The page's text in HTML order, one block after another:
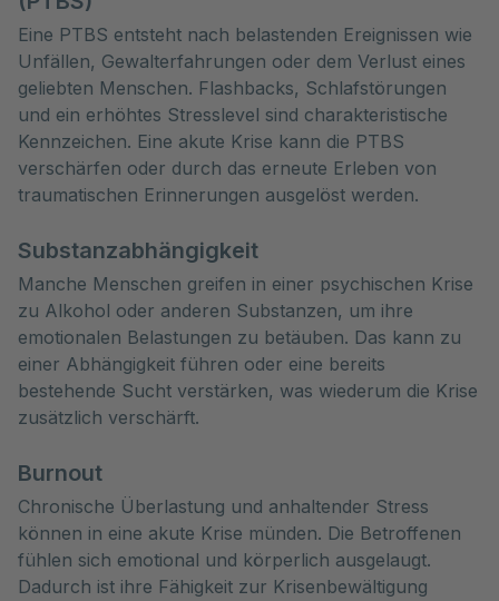
Eine PTBS entsteht nach belastenden Ereignissen wie
Unfällen, Gewalterfahrungen oder dem Verlust eines
geliebten Menschen. Flashbacks, Schlafstörungen
und ein erhöhtes Stresslevel sind charakteristische
Kennzeichen. Eine akute Krise kann die PTBS
verschärfen oder durch das erneute Erleben von
traumatischen Erinnerungen ausgelöst werden.
Substanzabhängigkeit
Manche Menschen greifen in einer psychischen Krise
zu Alkohol oder anderen Substanzen, um ihre
emotionalen Belastungen zu betäuben. Das kann zu
einer Abhängigkeit führen oder eine bereits
bestehende Sucht verstärken, was wiederum die Krise
zusätzlich verschärft.
Burnout
Chronische Überlastung und anhaltender Stress
können in eine akute Krise münden. Die Betroffenen
fühlen sich emotional und körperlich ausgelaugt.
Dadurch ist ihre Fähigkeit zur Krisenbewältigung